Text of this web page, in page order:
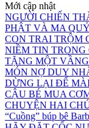
Mới cập nhật
NGƯỜI CHIẾN
PHẬT VÀ MA QUỶ
CON TRAI TRỘM
NIỀM TIN TRONG
TẶNG MỘT
MÓN NỢ DUY
DỪNG LẠI ĐỂ
CẬU BÉ MUA
CHUYỆN HAI
“Cuồng” búp bê